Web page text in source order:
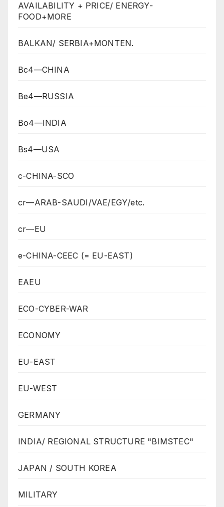
AVAILABILITY + PRICE/ ENERGY-
FOOD+MORE
BALKAN/ SERBIA+MONTEN.
Bc4—CHINA
Be4—RUSSIA
Bo4—INDIA
Bs4—USA
c-CHINA-SCO
cr—ARAB-SAUDI/VAE/EGY/etc.
cr—EU
e-CHINA-CEEC (= EU-EAST)
EAEU
ECO-CYBER-WAR
ECONOMY
EU-EAST
EU-WEST
GERMANY
INDIA/ REGIONAL STRUCTURE "BIMSTEC"
JAPAN / SOUTH KOREA
MILITARY